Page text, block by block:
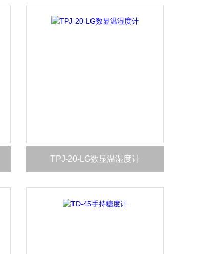
TPJ-20-LG数显温湿度计